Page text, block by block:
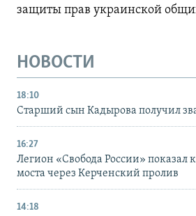
защиты прав украинской
НОВОСТИ
18:10
Старший сын Кадырова получил
16:27
Легион «Свобода России» показал
моста через Керченский пролив
14:18